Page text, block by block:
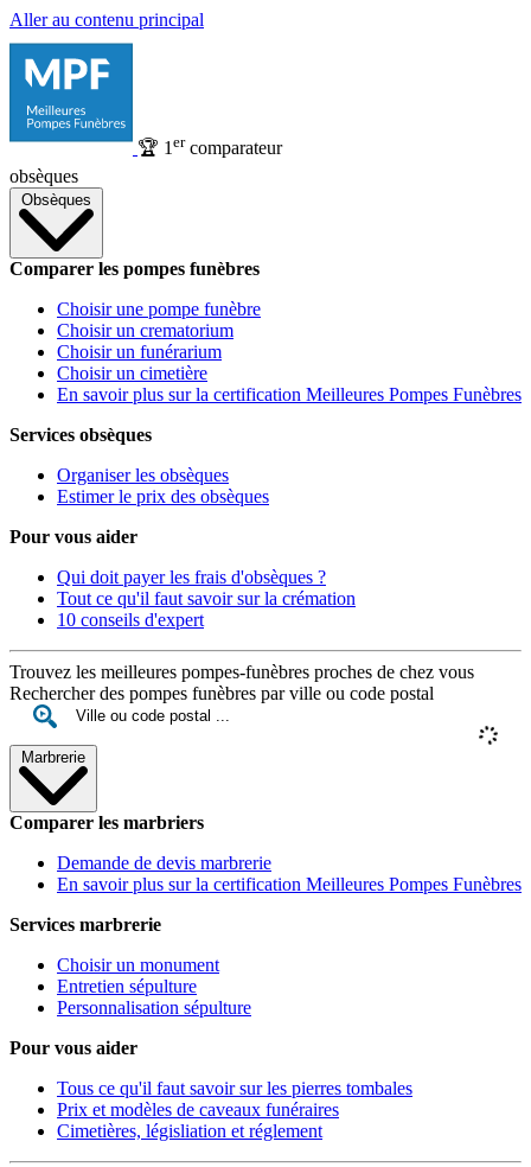
Aller au contenu principal
🏆 1 ercomparateur
obsèques
Obsèques
Comparer les pompes funèbres
Choisir une pompe funèbre
Choisir un crematorium
Choisir un funérarium
Choisir un cimetière
En savoir plus sur la certification Meilleures Pompes Funèbres
Services obsèques
Organiser les obsèques
Estimer le prix des obsèques
Pour vous aider
Qui doit payer les frais d'obsèques ?
Tout ce qu'il faut savoir sur la crémation
10 conseils d'expert
Trouvez les meilleures pompes-funèbres proches de chez vous
Rechercher des pompes funèbres par ville ou code postal
Marbrerie
Comparer les marbriers
Demande de devis marbrerie
En savoir plus sur la certification Meilleures Pompes Funèbres
Services marbrerie
Choisir un monument
Entretien sépulture
Personnalisation sépulture
Pour vous aider
Tous ce qu'il faut savoir sur les pierres tombales
Prix et modèles de caveaux funéraires
Cimetières, législiation et réglement